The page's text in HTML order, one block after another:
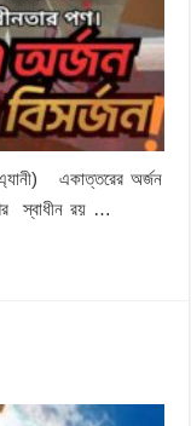
একাত্তরের অর্জন
স্বাধীন রয় …